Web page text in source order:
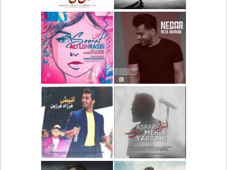
دانلود آلبوم جدید سیروان
خسروی بنام مونولوگ
دانلود آهنگ جدید علیرضا
قربانی بنام خیال خوش
دانلود آهنگ جدید رضا
بهرام بنام نگار
دانلود آهنگ جدید علی
لهراسبی بنام صورت